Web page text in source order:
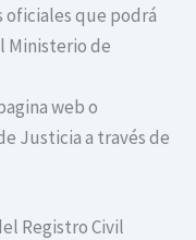
oficiales que podrá
Ministerio de
web o
Justicia a través de
Registro Civil